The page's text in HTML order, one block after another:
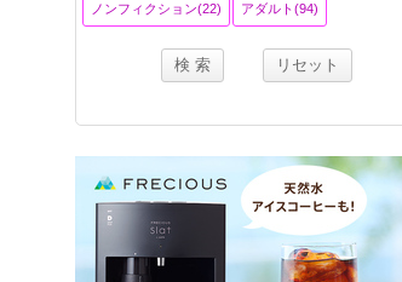
ノンフィクション(22) アダルト(94)